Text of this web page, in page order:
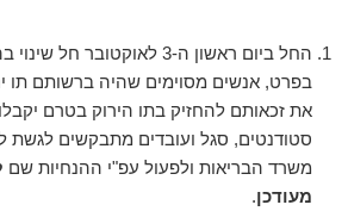
החל ביום ראשון ה-3 לאוקטובר
בפרט, אנשים מסוימים שהיה ברשותם תו
את זכאותם להחזיק בתו הירוק בטרם יקבלו
סטודנטים, סגל ועובדים מתבקשים לגשת
משרד הבריאות ולפעול עפ"י ההנחיות שם
מעודכן.